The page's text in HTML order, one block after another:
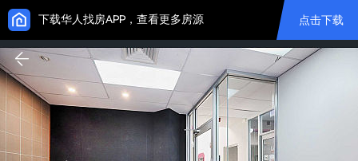
下载华人找房APP，查看更多房源 点击下载